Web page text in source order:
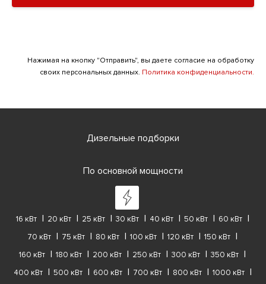
Нажимая на кнопку "Отправить", вы даете согласие на обработку
своих персональных данных. Политика конфиденциальности.
Дизельные подборки
По основной мощности
16 кВт 20 кВт 25 кВт 30 кВт 40 кВт 50 кВт
60 кВт
70 кВт
75 кВт 80 кВт 100 кВт 120 кВт
150 кВт
160 кВт
180 кВт 200 кВт 250 кВт 300 кВт
350 кВт
400 кВт
500 кВт 600 кВт 700 кВт 800 кВт
1000 кВт